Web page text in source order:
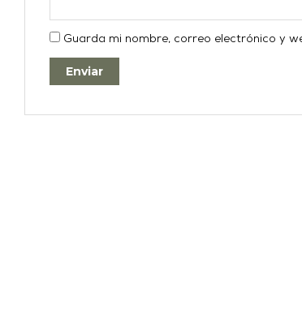
Guarda mi nombre, correo electrónico y